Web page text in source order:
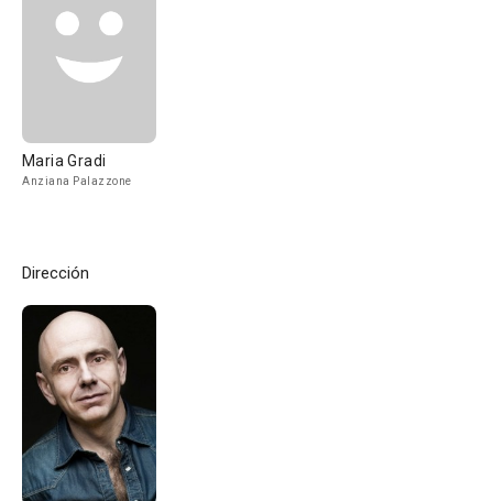
Maria Gradi
Anziana Palazzone
Dirección